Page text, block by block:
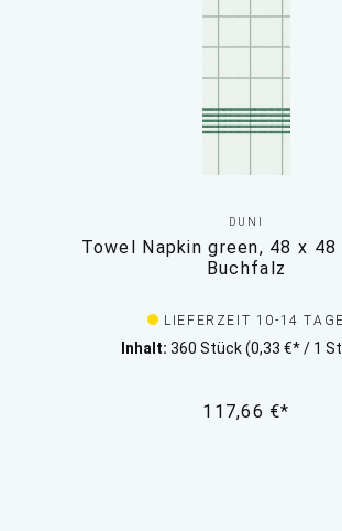
DUNI
Towel Napkin green, 48 x
Buchfalz
LIEFERZEIT 10-14 TAGE
Inhalt: 360 Stück(0,33 €* / 1
117,66 €*